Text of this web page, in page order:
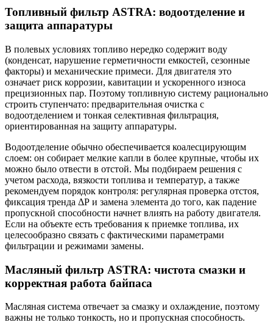
Топливный фильтр ASTRA: водоотделение и
защита аппаратуры
В полевых условиях топливо нередко содержит воду
(конденсат, нарушение герметичности емкостей, сезонные
факторы) и механические примеси. Для двигателя это
означает риск коррозии, кавитации и ускоренного износа
прецизионных пар. Поэтому топливную систему рационально
строить ступенчато: предварительная очистка с
водоотделением и тонкая селективная фильтрация,
ориентированная на защиту аппаратуры.
Водоотделение обычно обеспечивается коалесцирующим
слоем: он собирает мелкие капли в более крупные, чтобы их
можно было отвести в отстой. Мы подбираем решения с
учетом расхода, вязкости топлива и температур, а также
рекомендуем порядок контроля: регулярная проверка отстоя,
фиксация тренда ΔР и замена элемента до того, как падение
пропускной способности начнет влиять на работу двигателя.
Если на объекте есть требования к приемке топлива, их
целесообразно связать с фактическими параметрами
фильтрации и режимами замены.
Масляный фильтр ASTRA: чистота смазки и
корректная работа байпаса
Масляная система отвечает за смазку и охлаждение, поэтому
важны не только тонкость, но и пропускная способность.